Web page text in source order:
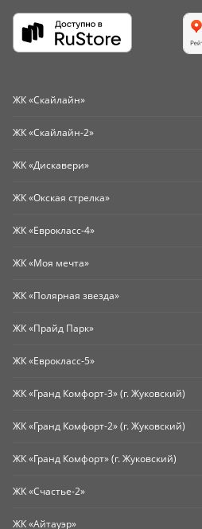
ЖК «Скайлайн»
ЖК «Скайлайн-2»
ЖК «Дискавери»
ЖК «Окская стрелка»
ЖК «Еврокласс-4»
ЖК «Моя мечта»
ЖК «Полярная звезда»
ЖК «Прайд Парк»
ЖК «Еврокласс-5»
ЖК «Гранд Комфорт-3» (г. Жуковский)
ЖК «Гранд Комфорт-2» (г. Жуковский)
ЖК «Гранд Комфорт» (г. Жуковский)
ЖК «Счастье-2»
ЖК «Айтауэр»